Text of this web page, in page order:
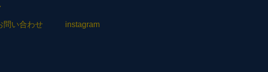
問い合わせ instagram